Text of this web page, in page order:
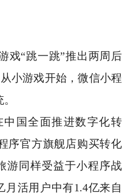
“跳一跳”推出两周后
小游戏开始，微信小程
国全面推进数字化转
序官方旗舰店购买转化
游同样受益于小程序战
月活用户中有1.4亿来自